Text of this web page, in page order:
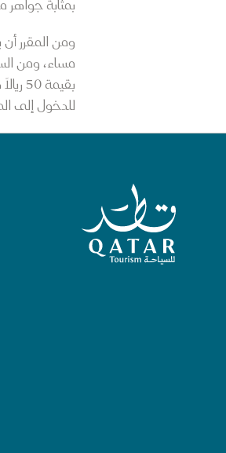
بمثابة
بقيمة 50 ريالاً قطرياً خلال نهاية الأسبوع. وتتوفر تذاكر الدخول، بما في ذلك التذاكر المجانية، على موقع
للدخول إلى
الصفحة الرئيسية لقطر للسياحة